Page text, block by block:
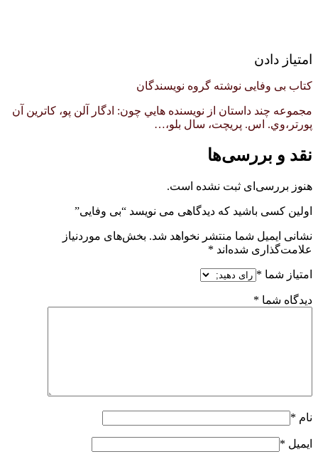
امتیاز دادن
کتاب بی وفایی نوشته گروه نویسندگان
مجموعه چند داستان از نويسنده هايي چون: ادگار آلن پو، كاترين آن
پورتر،وي. اس. پريچت، سال بلو،…
نقد و بررسی‌ها
هنوز بررسی‌ای ثبت نشده است.
اولین کسی باشید که دیدگاهی می نویسد “بی وفایی”
نشانی ایمیل شما منتشر نخواهد شد. بخش‌های موردنیاز
علامت‌گذاری شده‌اند *
امتیاز شما *
دیدگاه شما *
نام *
ایمیل *